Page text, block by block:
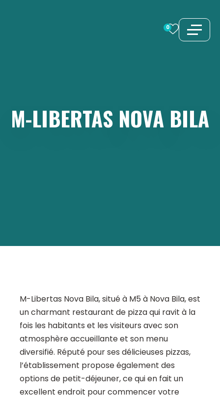
0
M-LIBERTAS NOVA BILA
M-Libertas Nova Bila, situé à M5 à Nova Bila, est
un charmant restaurant de pizza qui ravit à la
fois les habitants et les visiteurs avec son
atmosphère accueillante et son menu
diversifié. Réputé pour ses délicieuses pizzas,
l’établissement propose également des
options de petit-déjeuner, ce qui en fait un
excellent endroit pour commencer votre